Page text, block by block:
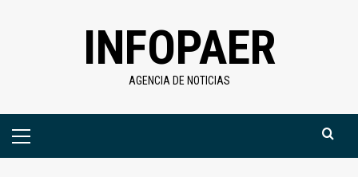
INFOPAER
AGENCIA DE NOTICIAS
Menú